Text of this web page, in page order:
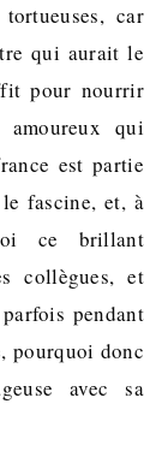
car
qui aurait le
pour nourrir
qui
est partie
fascine, et, à
ce brillant
collègues, et
pendant
pourquoi donc
avec sa